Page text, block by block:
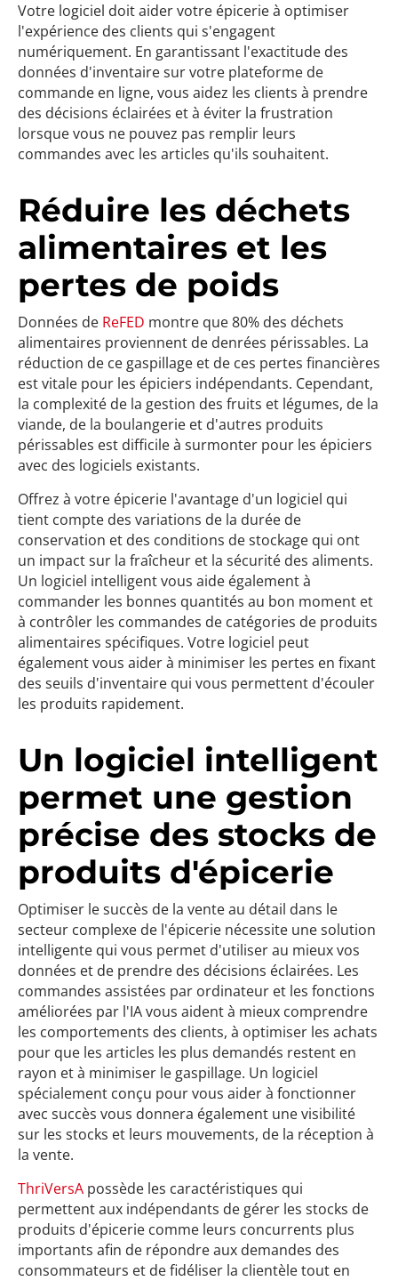
Votre logiciel doit aider votre épicerie à optimiser
l'expérience des clients qui s'engagent
numériquement. En garantissant l'exactitude des
données d'inventaire sur votre plateforme de
commande en ligne, vous aidez les clients à prendre
des décisions éclairées et à éviter la frustration
lorsque vous ne pouvez pas remplir leurs
commandes avec les articles qu'ils souhaitent.
Réduire les déchets
alimentaires et les
pertes de poids
Données de ReFED montre que 80% des déchets
alimentaires proviennent de denrées périssables. La
réduction de ce gaspillage et de ces pertes financières
est vitale pour les épiciers indépendants. Cependant,
la complexité de la gestion des fruits et légumes, de la
viande, de la boulangerie et d'autres produits
périssables est difficile à surmonter pour les épiciers
avec des logiciels existants.
Offrez à votre épicerie l'avantage d'un logiciel qui
tient compte des variations de la durée de
conservation et des conditions de stockage qui ont
un impact sur la fraîcheur et la sécurité des aliments.
Un logiciel intelligent vous aide également à
commander les bonnes quantités au bon moment et
à contrôler les commandes de catégories de produits
alimentaires spécifiques. Votre logiciel peut
également vous aider à minimiser les pertes en fixant
des seuils d'inventaire qui vous permettent d'écouler
les produits rapidement.
Un logiciel intelligent
permet une gestion
précise des stocks de
produits d'épicerie
Optimiser le succès de la vente au détail dans le
secteur complexe de l'épicerie nécessite une solution
intelligente qui vous permet d'utiliser au mieux vos
données et de prendre des décisions éclairées. Les
commandes assistées par ordinateur et les fonctions
améliorées par l'IA vous aident à mieux comprendre
les comportements des clients, à optimiser les achats
pour que les articles les plus demandés restent en
rayon et à minimiser le gaspillage. Un logiciel
spécialement conçu pour vous aider à fonctionner
avec succès vous donnera également une visibilité
sur les stocks et leurs mouvements, de la réception à
la vente.
ThriVersA possède les caractéristiques qui
permettent aux indépendants de gérer les stocks de
produits d'épicerie comme leurs concurrents plus
importants afin de répondre aux demandes des
consommateurs et de fidéliser la clientèle tout en